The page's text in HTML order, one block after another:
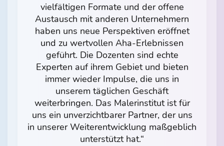
vielfältigen Formate und der offene
Austausch mit anderen Unternehmern
haben uns neue Perspektiven eröffnet
und zu wertvollen Aha-Erlebnissen
geführt. Die Dozenten sind echte
Experten auf ihrem Gebiet und bieten
immer wieder Impulse, die uns in
unserem täglichen Geschäft
weiterbringen. Das Malerinstitut ist für
uns ein unverzichtbarer Partner, der uns
in unserer Weiterentwicklung maßgeblich
unterstützt hat.“